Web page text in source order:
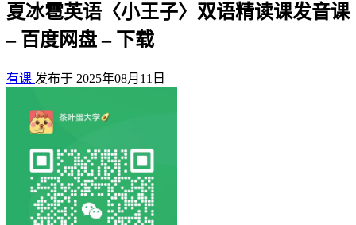
夏冰雹英语〈小王子〉双语精读课发音课
– 百度网盘 – 下载
有课 发布于 2025年08月11日